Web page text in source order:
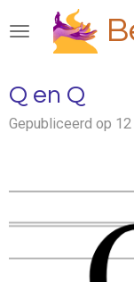
direct
de
hoofdinhoud
Q en Q
Gepubliceerd op